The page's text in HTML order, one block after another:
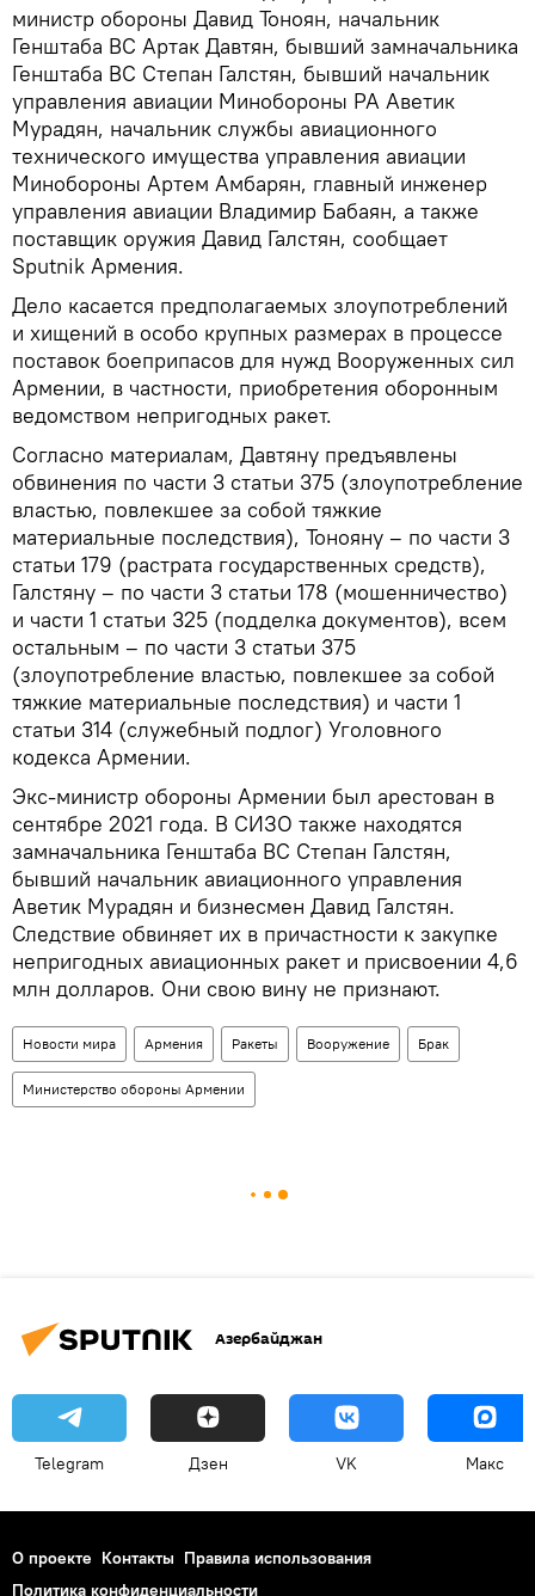
министр обороны Давид Тоноян, начальник
Генштаба ВС Артак Давтян, бывший замначальника
Генштаба ВС Степан Галстян, бывший начальник
управления авиации Минобороны РА Аветик
Мурадян, начальник службы авиационного
технического имущества управления авиации
Минобороны Артем Амбарян, главный инженер
управления авиации Владимир Бабаян, а также
поставщик оружия Давид Галстян, сообщает
Sputnik Армения.
Дело касается предполагаемых злоупотреблений
и хищений в особо крупных размерах в процессе
поставок боеприпасов для нужд Вооруженных сил
Армении, в частности, приобретения оборонным
ведомством непригодных ракет.
Согласно материалам, Давтяну предъявлены
обвинения по части 3 статьи 375 (злоупотребление
властью, повлекшее за собой тяжкие
материальные последствия), Тонояну – по части 3
статьи 179 (растрата государственных средств),
Галстяну – по части 3 статьи 178 (мошенничество)
и части 1 статьи 325 (подделка документов), всем
остальным – по части 3 статьи 375
(злоупотребление властью, повлекшее за собой
тяжкие материальные последствия) и части 1
статьи 314 (служебный подлог) Уголовного
кодекса Армении.
Экс-министр обороны Армении был арестован в
сентябре 2021 года. В СИЗО также находятся
замначальника Генштаба ВС Степан Галстян,
бывший начальник авиационного управления
Аветик Мурадян и бизнесмен Давид Галстян.
Следствие обвиняет их в причастности к закупке
непригодных авиационных ракет и присвоении 4,6
млн долларов. Они свою вину не признают.
Новости мира Армения Ракеты Вооружение Брак
Министерство обороны Армении
Азербайджан
Telegram Дзен VK Макс
О проекте Контакты Правила использования
Политика конфиденциальности